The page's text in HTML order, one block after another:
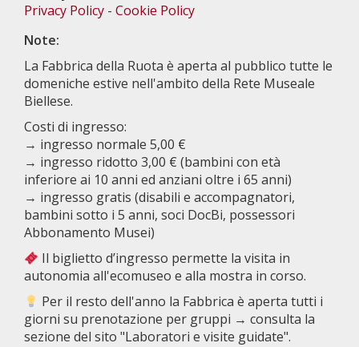
Privacy Policy - Cookie Policy
Note:
La Fabbrica della Ruota è aperta al pubblico tutte le
domeniche estive nell'ambito della Rete Museale
Biellese.
Costi di ingresso:
→ ingresso normale 5,00 €
→ ingresso ridotto 3,00 € (bambini con età
inferiore ai 10 anni ed anziani oltre i 65 anni)
→ ingresso gratis (disabili e accompagnatori,
bambini sotto i 5 anni, soci DocBi, possessori
Abbonamento Musei)
Il biglietto d’ingresso permette la visita in
autonomia all'ecomuseo e alla mostra in corso.
Per il resto dell'anno la Fabbrica è aperta tutti i
giorni su prenotazione per gruppi → consulta la
sezione del sito "Laboratori e visite guidate".